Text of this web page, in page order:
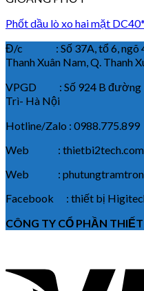
Phốt dầu lò xo hai mặt
Đ/c : Số 37A, tổ 6, ngõ
Thanh Xuân Nam, Q. Thanh
VPGD : Số 924 B đường
Trì- Hà Nội
Hotline/Zalo : 0988.775.899
Web : thietbi2tech.com
Web :
Facebook : thiết bị
CÔNG TY CỔ PHẦN